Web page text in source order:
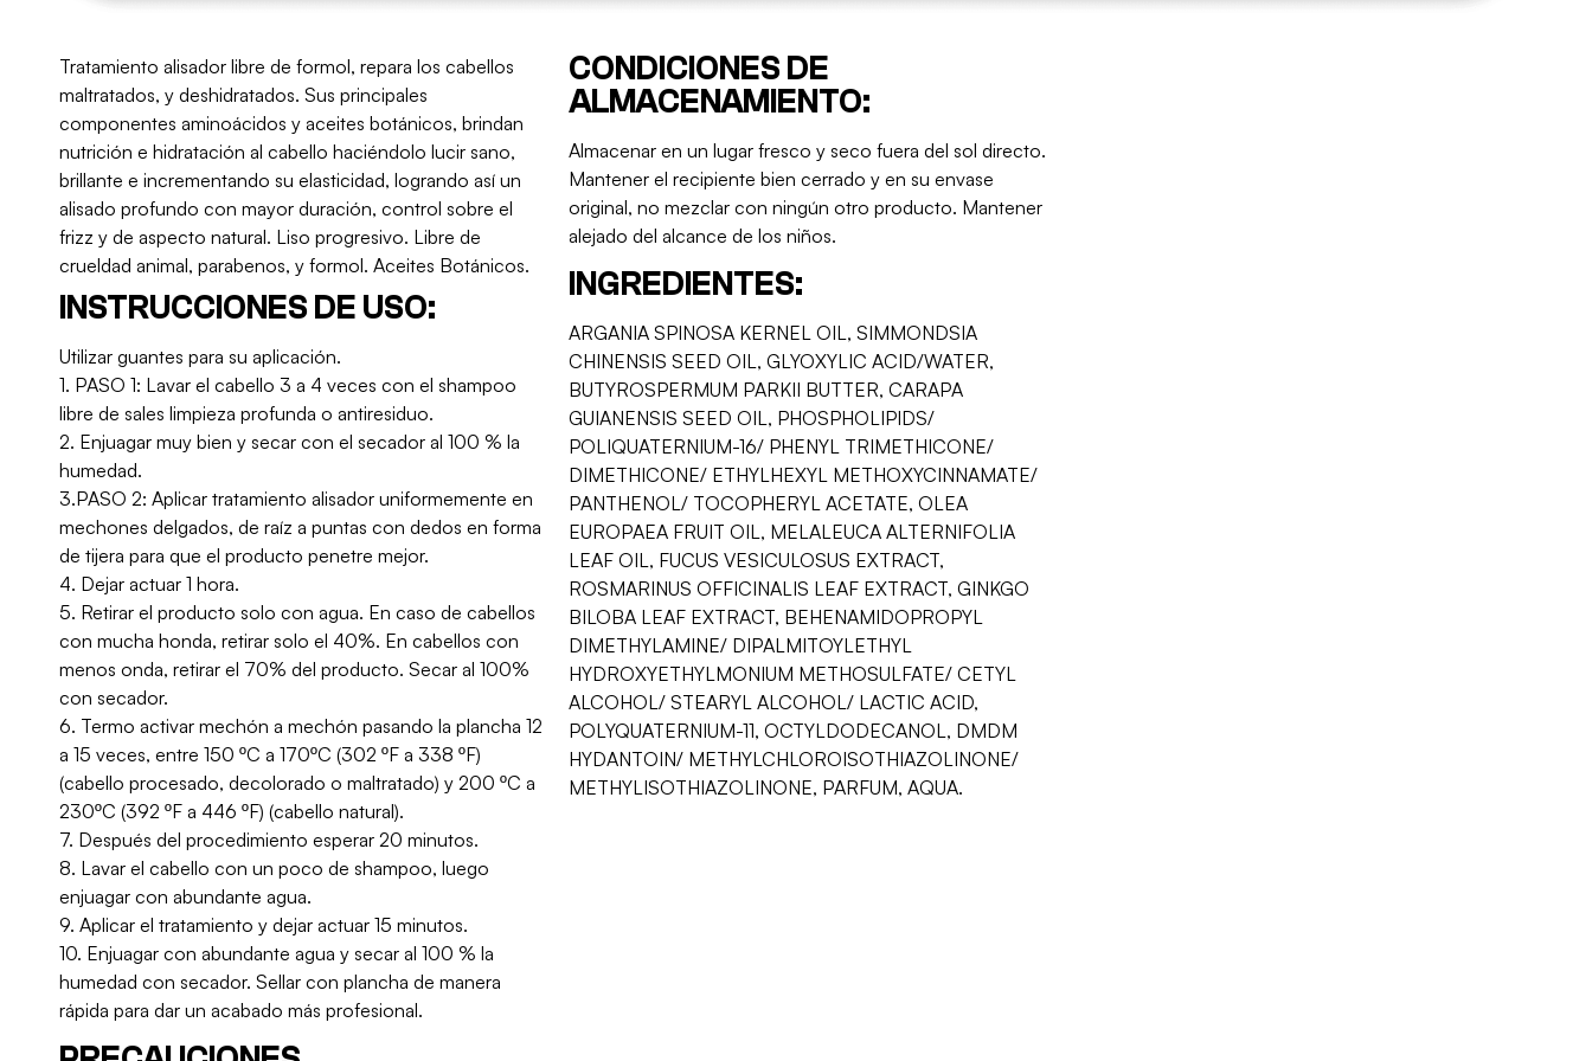
Tratamiento alisador libre de formol, repara los cabellos
maltratados, y deshidratados. Sus principales
componentes aminoácidos y aceites botánicos, brindan
nutrición e hidratación al cabello haciéndolo lucir sano,
brillante e incrementando su elasticidad, logrando así un
alisado profundo con mayor duración, control sobre el
frizz y de aspecto natural. Liso progresivo. Libre de
crueldad animal, parabenos, y formol. Aceites Botánicos.
INSTRUCCIONES DE USO:
Utilizar guantes para su aplicación.
1. PASO 1: Lavar el cabello 3 a 4 veces con el shampoo
libre de sales limpieza profunda o antiresiduo.
2. Enjuagar muy bien y secar con el secador al 100 % la
humedad.
3.PASO 2: Aplicar tratamiento alisador uniformemente en
mechones delgados, de raíz a puntas con dedos en forma
de tijera para que el producto penetre mejor.
4. Dejar actuar 1 hora.
5. Retirar el producto solo con agua. En caso de cabellos
con mucha honda, retirar solo el 40%. En cabellos con
menos onda, retirar el 70% del producto. Secar al 100%
con secador.
6. Termo activar mechón a mechón pasando la plancha 12
a 15 veces, entre 150 ºC a 170ºC (302 ºF a 338 ºF)
(cabello procesado, decolorado o maltratado) y 200 ºC a
230ºC (392 ºF a 446 ºF) (cabello natural).
7. Después del procedimiento esperar 20 minutos.
8. Lavar el cabello con un poco de shampoo, luego
enjuagar con abundante agua.
9. Aplicar el tratamiento y dejar actuar 15 minutos.
10. Enjuagar con abundante agua y secar al 100 % la
humedad con secador. Sellar con plancha de manera
rápida para dar un acabado más profesional.
CONDICIONES DE
ALMACENAMIENTO:
Almacenar en un lugar fresco y seco fuera del sol directo.
Mantener el recipiente bien cerrado y en su envase
original, no mezclar con ningún otro producto. Mantener
alejado del alcance de los niños.
INGREDIENTES:
ARGANIA SPINOSA KERNEL OIL, SIMMONDSIA
CHINENSIS SEED OIL, GLYOXYLIC ACID/WATER,
BUTYROSPERMUM PARKII BUTTER, CARAPA
GUIANENSIS SEED OIL, PHOSPHOLIPIDS/
POLIQUATERNIUM-16/ PHENYL TRIMETHICONE/
DIMETHICONE/ ETHYLHEXYL METHOXYCINNAMATE/
PANTHENOL/ TOCOPHERYL ACETATE, OLEA
EUROPAEA FRUIT OIL, MELALEUCA ALTERNIFOLIA
LEAF OIL, FUCUS VESICULOSUS EXTRACT,
ROSMARINUS OFFICINALIS LEAF EXTRACT, GINKGO
BILOBA LEAF EXTRACT, BEHENAMIDOPROPYL
DIMETHYLAMINE/ DIPALMITOYLETHYL
HYDROXYETHYLMONIUM METHOSULFATE/ CETYL
ALCOHOL/ STEARYL ALCOHOL/ LACTIC ACID,
POLYQUATERNIUM-11, OCTYLDODECANOL, DMDM
HYDANTOIN/ METHYLCHLOROISOTHIAZOLINONE/
METHYLISOTHIAZOLINONE, PARFUM, AQUA.